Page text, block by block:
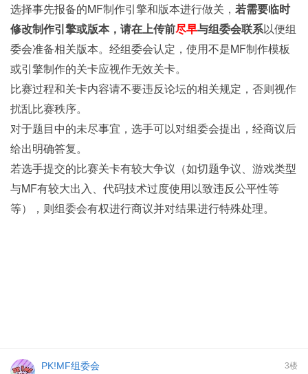
选择事先报备的MF制作引擎和版本进行做关， 若需要临时
修改制作引擎或版本，请在上传前尽早与组委会联系以便组
委会准备相关版本。经组委会认定，使用不是MF制作模板
或引擎制作的关卡应视作无效关卡。
比赛过程和关卡内容请不要违反论坛的相关规定，否则视作
扰乱比赛秩序。
对于题目中的未尽事宜，选手可以对组委会提出，经商议后
给出明确答复。
若选手提交的比赛关卡有较大争议（如切题争议、游戏类型
与MF有较大出入、代码技术过度使用以致违反公平性等
等），则组委会有权进行商议并对结果进行特殊处理。
3楼
PK!MF组委会